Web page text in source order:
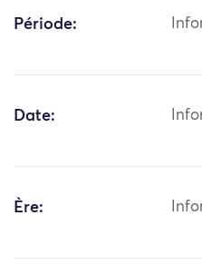
Période:
Date:
Ère: